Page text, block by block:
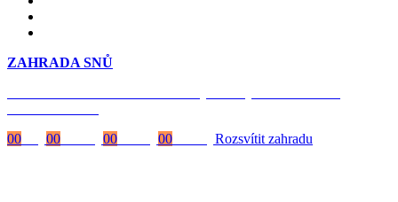
ZAHRADA SNŮ
00
00 00 00 Rozsvítit zahradu